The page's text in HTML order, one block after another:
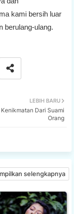
kami bersih luar
berulang-ulang.
LEBIH BARU
Dari Suami
Orang
selengkapnya